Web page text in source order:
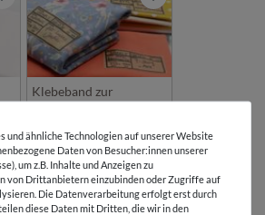
Klebeband zur
und ähnliche Technologien auf unserer Website
Daten von Besucher:innen unserer
um z.B. Inhalte und Anzeigen zu
von Drittanbietern einzubinden oder Zugriffe auf
Die Datenverarbeitung erfolgt erst durch
diese Daten mit Dritten, die wir in den